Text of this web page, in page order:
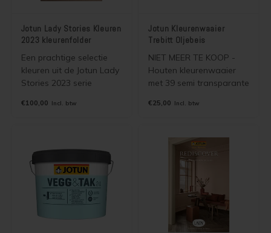
Jotun Lady Stories Kleuren
2023 kleurenfolder
Een prachtige selectie
kleuren uit de Jotun Lady
Stories 2023 serie
kleurenfolder. De kleuren
buitenverven van Jotun.
€100,00 Incl. btw
Jotun Kleurenwaaier
Trebitt Oljebeis
NIET MEER TE KOOP -
Houten kleurenwaaier
met 39 semi transparante
Trebitt Oljebeis. Wordt
€25,00 Incl. btw